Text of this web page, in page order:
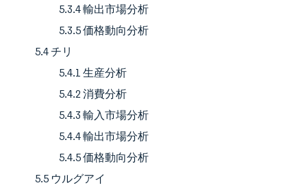
5.3.4 輸出市場分析
5.3.5 価格動向分析
5.4 チリ
5.4.1 生産分析
5.4.2 消費分析
5.4.3 輸入市場分析
5.4.4 輸出市場分析
5.4.5 価格動向分析
5.5 ウルグアイ